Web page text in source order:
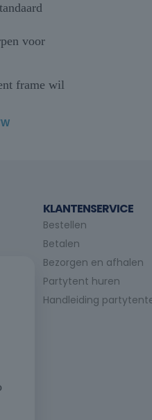
voor
frame wil
KLANTENSERVICE
Bestellen
Betalen
Bezorgen en afhalen
Partytent huren
Handleiding